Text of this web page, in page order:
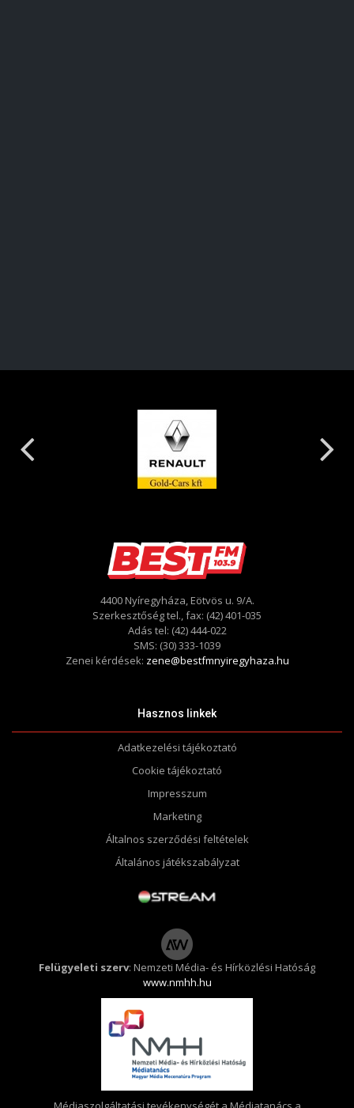
4400 Nyíregyháza, Eötvös u. 9/A.
Szerkesztőség tel., fax: (42) 401-035
Adás tel: (42) 444-022
SMS: (30) 333-1039
Zenei kérdések: zene@bestfmnyiregyhaza.hu
Hasznos linkek
Adatkezelési tájékoztató
Cookie tájékoztató
Impresszum
Marketing
Általnos szerződési feltételek
Általános játékszabályzat
Felügyeleti szerv: Nemzeti Média- és Hírközlési Hatóság
www.nmhh.hu